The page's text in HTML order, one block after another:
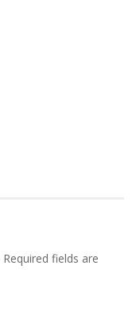
Required fields are